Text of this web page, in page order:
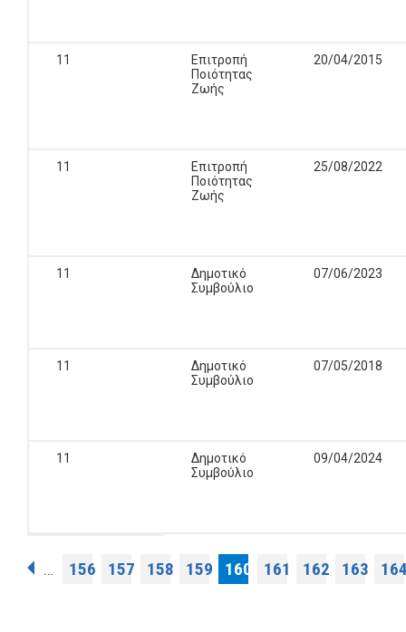
11
Επιτροπή
Ποιότητας
Ζωής
20/04/2015
11
Επιτροπή
Ποιότητας
Ζωής
25/08/2022
11
Δημοτικό
Συμβούλιο
07/06/2023
11
Δημοτικό
Συμβούλιο
07/05/2018
11
Δημοτικό
Συμβούλιο
09/04/2024
Pages
… 156 157 158 159 160 161 162 163